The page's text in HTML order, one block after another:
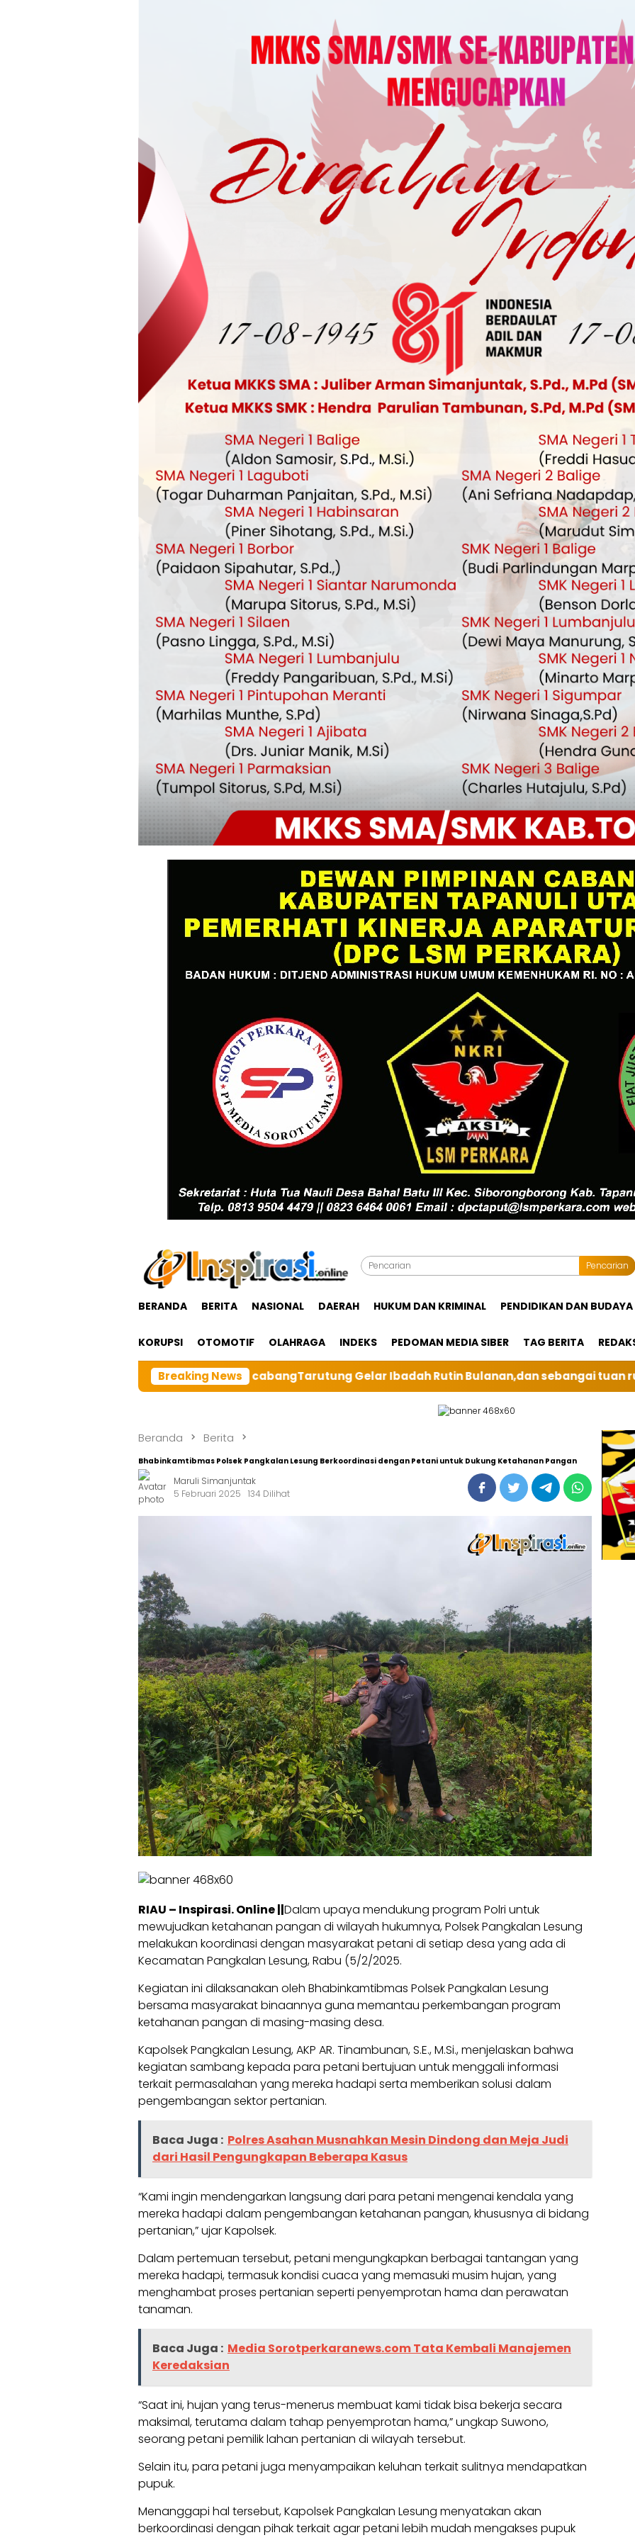
Pencarian
BERANDA BERITA NASIONAL DAERAH HUKUM DAN KRIMINAL PENDIDIKAN DAN BUDAYA
KORUPSI OTOMOTIF OLAHRAGA INDEKS PEDOMAN MEDIA SIBER TAG BERITA
Breaking News
Besar BRI cabangTarutung Gelar Ibadah Rutin Bulanan,dan sebangai tuan rumah kali ini BRI Unit
Beranda Berita
Bhabinkamtibmas Polsek Pangkalan Lesung Berkoordinasi dengan Petani untuk Dukung Ketahanan Pangan
Maruli Simanjuntak
5 Februari 2025
134 Dilihat
RIAU – Inspirasi. Online ||Dalam upaya mendukung program Polri untuk
mewujudkan ketahanan pangan di wilayah hukumnya, Polsek Pangkalan Lesung
melakukan koordinasi dengan masyarakat petani di setiap desa yang ada di
Kecamatan Pangkalan Lesung, Rabu (5/2/2025.
Kegiatan ini dilaksanakan oleh Bhabinkamtibmas Polsek Pangkalan Lesung
bersama masyarakat binaannya guna memantau perkembangan program
ketahanan pangan di masing-masing desa.
Kapolsek Pangkalan Lesung, AKP AR. Tinambunan, S.E., M.Si., menjelaskan bahwa
kegiatan sambang kepada para petani bertujuan untuk menggali informasi
terkait permasalahan yang mereka hadapi serta memberikan solusi dalam
pengembangan sektor pertanian.
Baca Juga : Polres Asahan Musnahkan Mesin Dindong dan Meja Judi
dari Hasil Pengungkapan Beberapa Kasus
“Kami ingin mendengarkan langsung dari para petani mengenai kendala yang
mereka hadapi dalam pengembangan ketahanan pangan, khususnya di bidang
pertanian,” ujar Kapolsek.
Dalam pertemuan tersebut, petani mengungkapkan berbagai tantangan yang
mereka hadapi, termasuk kondisi cuaca yang memasuki musim hujan, yang
menghambat proses pertanian seperti penyemprotan hama dan perawatan
tanaman.
Baca Juga : Media Sorotperkaranews.com Tata Kembali Manajemen
Keredaksian
“Saat ini, hujan yang terus-menerus membuat kami tidak bisa bekerja secara
maksimal, terutama dalam tahap penyemprotan hama,” ungkap Suwono,
seorang petani pemilik lahan pertanian di wilayah tersebut.
Selain itu, para petani juga menyampaikan keluhan terkait sulitnya mendapatkan
pupuk.
Menanggapi hal tersebut, Kapolsek Pangkalan Lesung menyatakan akan
berkoordinasi dengan pihak terkait agar petani lebih mudah mengakses pupuk